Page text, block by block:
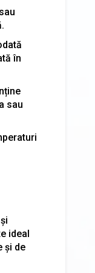
în
sau
ideal
și de